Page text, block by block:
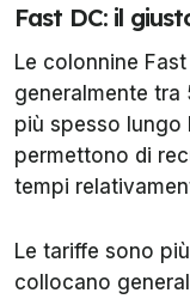
Fast DC: il
Le colonnine
generalmente tra
più spesso lungo
permettono di
tempi
Le tariffe sono
collocano